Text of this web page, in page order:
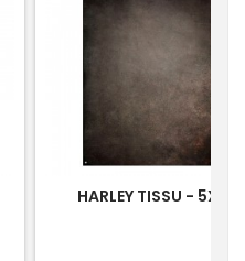
HARLEY TISSU - 5X7